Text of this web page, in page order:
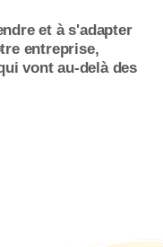
et à s'adapter
entreprise,
vont au-delà des